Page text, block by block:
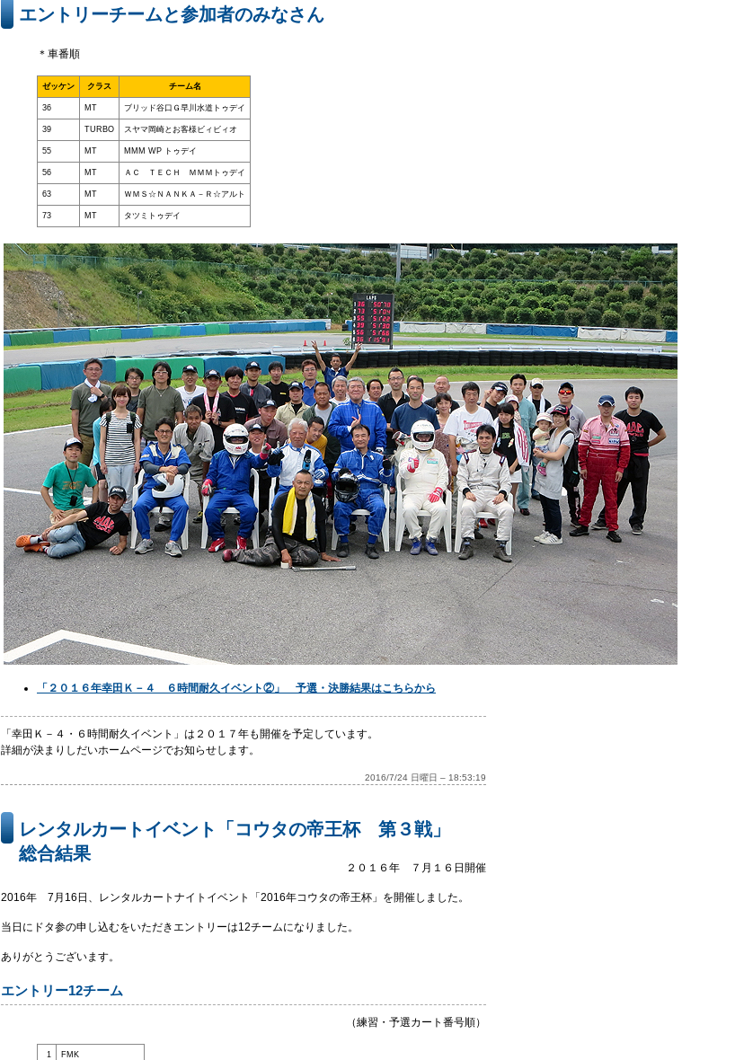
エントリーチームと参加者のみなさん
＊車番順
ゼッケン クラス チーム名
36 MT ブリッド谷口Ｇ早川水道トゥデイ
39 TURBO スヤマ岡崎とお客様ビィビィオ
55 MT MMM WP トゥデイ
56 MT ＡＣ ＴＥＣＨ ＭＭＭトゥデイ
63 MT ＷＭＳ☆ＮＡＮＫＡ－Ｒ☆アルト
73 MT タツミトゥデイ
「２０１６年幸田Ｋ－４ ６時間耐久イベント②」 予選・決勝結果はこちらから
「幸田Ｋ－４・６時間耐久イベント」は２０１７年も開催を予定しています。
詳細が決まりしだいホームページでお知らせします。
2016/7/24 日曜日 – 18:53:19
レンタルカートイベント「コウタの帝王杯 第３戦」
総合結果
２０１６年 ７月１６日開催
2016年 7月16日、レンタルカートナイトイベント「2016年コウタの帝王杯」を開催しました。
当日にドタ参の申し込むをいただきエントリーは12チームになりました。
ありがとうございます。
エントリー12チーム
（練習・予選カート番号順）
1 FMK